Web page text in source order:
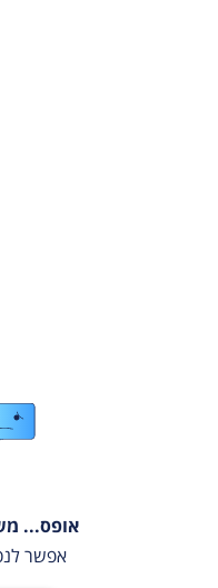
אופס...
אפשר